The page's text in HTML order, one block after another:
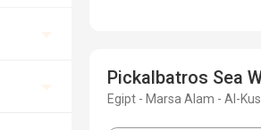
Pickalbatros Sea
Egipt - Marsa Alam - Al-